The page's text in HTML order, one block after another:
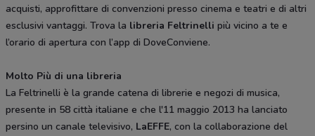
acquisti, approfittare di convenzioni presso cinema e teatri e di altri
esclusivi vantaggi. Trova la libreria Feltrinelli più vicino a te e
l’orario di apertura con l’app di DoveConviene.
Molto Più di una libreria
La Feltrinelli è la grande catena di librerie e negozi di musica,
presente in 58 città italiane e che l'11 maggio 2013 ha lanciato
persino un canale televisivo, LaEFFE, con la collaborazione del